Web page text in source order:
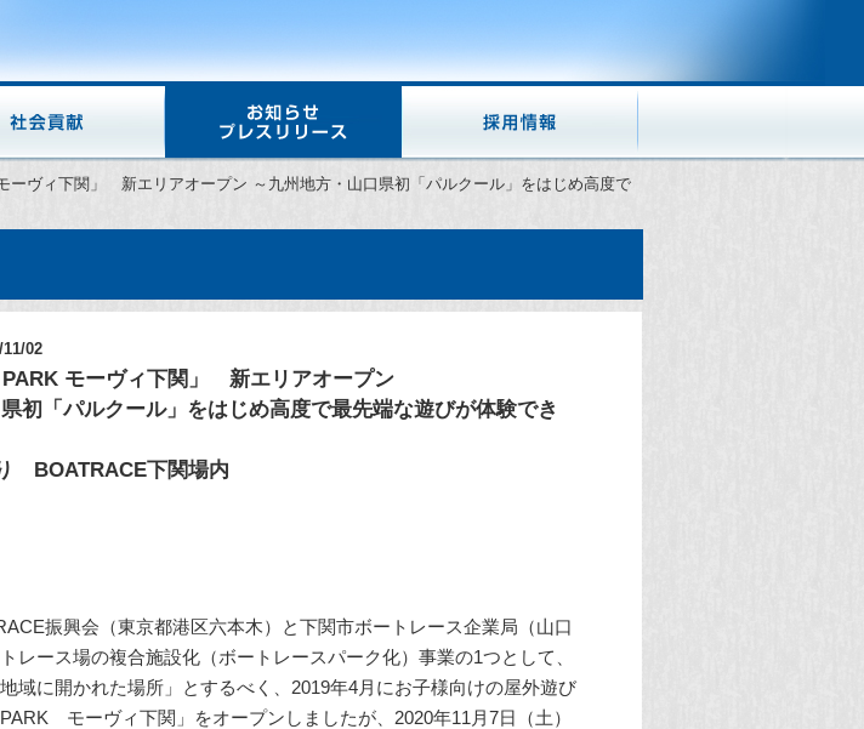
ヴィ下関」 新エリアオープン ～九州地方・山口県初「パルクール」をはじめ高度で
11/02
モーヴィ下関」 新エリアオープン
初「パルクール」をはじめ高度で最先端な遊びが体験でき
BOATRACE下関場内
振興会（東京都港区六本木）と下関市ボートレース企業局（山口
レース場の複合施設化（ボートレースパーク化）事業の1つとして、
域に開かれた場所」とするべく、2019年4月にお子様向けの屋外遊び
モーヴィ下関」をオープンしましたが、2020年11月7日（土）